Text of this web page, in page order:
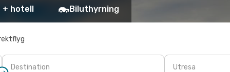
+ hotell Biluthyrning
Destination Utresa